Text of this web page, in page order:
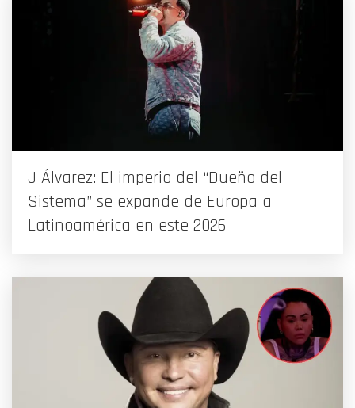
J Álvarez: El imperio del “Dueño del
Sistema” se expande de Europa a
Latinoamérica en este 2026